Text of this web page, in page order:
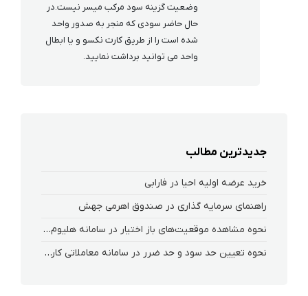
وضعیت گزینه سود مرکب میسر نیست.در
حال حاضر سودی که منجر به صدور واحد
شده است را از طریق کارت نکسو و یا ابطال
واحد می توانید برداشت نمایید.
جدیدترین مطالب
خرید عرضه اولیه احیا در فارابی
راهنمای سرمایه گذاری در صندوق اهرمی جهش
نحوه‌ مشاهده‌ موقعیت‌های باز اختیار در سامانه هلیوم و نکست
نحوه تعیین حد سود و حد ضرر در سامانه معاملاتی کارگزاری فارابی